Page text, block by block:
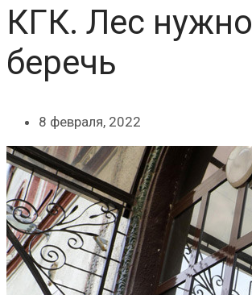
КГК. Лес нужно
беречь
8 февраля, 2022